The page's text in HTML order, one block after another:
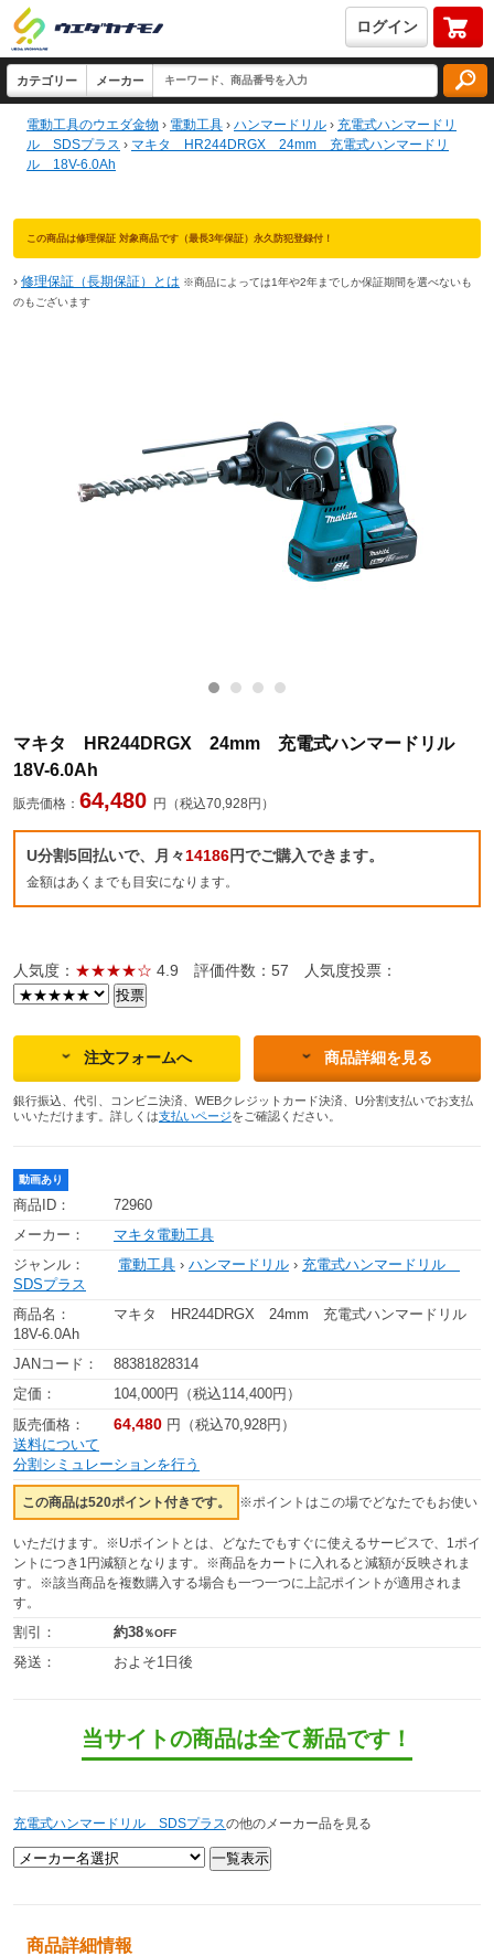
ログイン
電動工具のウエダ金物 › 電動工具 › ハンマードリル › 充電式ハンマードリ
ル SDSプラス › マキタ HR244DRGX 24mm 充電式ハンマードリ
ル 18V-6.0Ah
この商品は修理保証 対象商品です（最長3年保証）永久防犯登録付！
› 修理保証（長期保証）とは ※商品によっては1年や2年までしか保証期間を選べないも
のもございます
マキタ HR244DRGX 24mm 充電式ハンマードリル
18V-6.0Ah
販売価格： 64,480 円（税込70,928円）
U分割5回払いで、月々14186円でご購入できます。
金額はあくまでも目安になります。
人気度： ★★★★☆ 4.9 評価件数：57 人気度投票：
注文フォームへ 商品詳細を見る
銀行振込、代引、コンビニ決済、WEBクレジットカード決済、U分割支払いでお支払
いいただけます。詳しくは支払いページをご確認ください。
動画あり
商品ID：
72960
メーカー：
マキタ電動工具
ジャンル：
電動工具 › ハンマードリル › 充電式ハンマードリル
SDSプラス
商品名：
マキタ HR244DRGX 24mm 充電式ハンマードリル
18V-6.0Ah
JANコード：
88381828314
定価：
104,000円（税込114,400円）
販売価格：
64,480 円（税込70,928円）
送料について
分割シミュレーションを行う
この商品は520ポイント付きです。 ※ポイントはこの場でどなたでもお使い
いただけます。※Uポイントとは、どなたでもすぐに使えるサービスで、1ポイ
ントにつき1円減額となります。※商品をカートに入れると減額が反映されま
す。※該当商品を複数購入する場合も一つ一つに上記ポイントが適用されま
す。
割引： 約38％OFF
発送： およそ1日後
当サイトの商品は全て新品です！
充電式ハンマードリル SDSプラスの他のメーカー品を見る
商品詳細情報